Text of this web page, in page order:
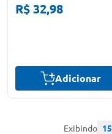
R$ 32,98
Adicionar
Exibindo 15